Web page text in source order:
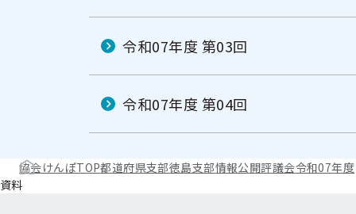
令和07年度 第03回
令和07年度 第04回
協会けんぽTOP都道府県支部徳島支部情報公開評議会令和07年度
資料